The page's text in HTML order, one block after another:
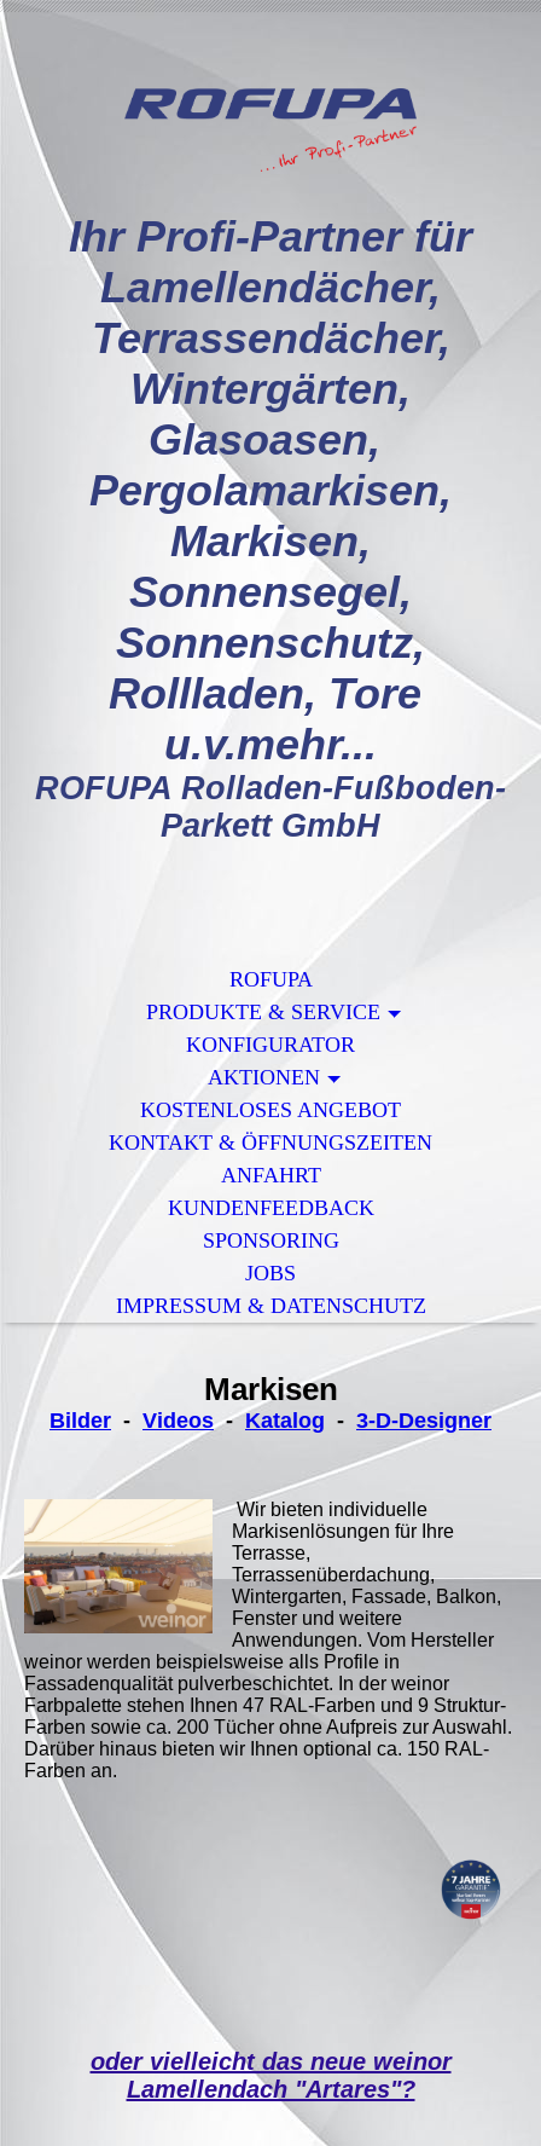
Ihr Profi-Partner für
Lamellendächer,
Terrassendächer,
Wintergärten,
Glasoasen,
Pergolamarkisen,
Markisen,
Sonnensegel,
Sonnenschutz,
Rollladen, Tore
u.v.mehr...
ROFUPA Rolladen-Fußboden-
Parkett GmbH
ROFUPA
PRODUKTE & SERVICE
KONFIGURATOR
AKTIONEN
KOSTENLOSES ANGEBOT
KONTAKT & ÖFFNUNGSZEITEN
ANFAHRT
KUNDENFEEDBACK
SPONSORING
JOBS
IMPRESSUM & DATENSCHUTZ
Markisen
Bilder - Videos-Katalog - 3-D-Designer
Wir bieten individuelle
Markisenlösungen für Ihre
Terrasse,
Terrassenüberdachung,
Wintergarten, Fassade, Balkon,
Fenster und weitere
Anwendungen. Vom Hersteller
weinor werden beispielsweise alls Profile in
Fassadenqualität pulverbeschichtet. In der weinor
Farbpalette stehen Ihnen 47 RAL-Farben und 9 Struktur-
Farben sowie ca. 200 Tücher ohne Aufpreis zur Auswahl.
Darüber hinaus bieten wir Ihnen optional ca. 150 RAL-
Farben an.
oder vielleicht das neue weinor
Lamellendach "Artares"?